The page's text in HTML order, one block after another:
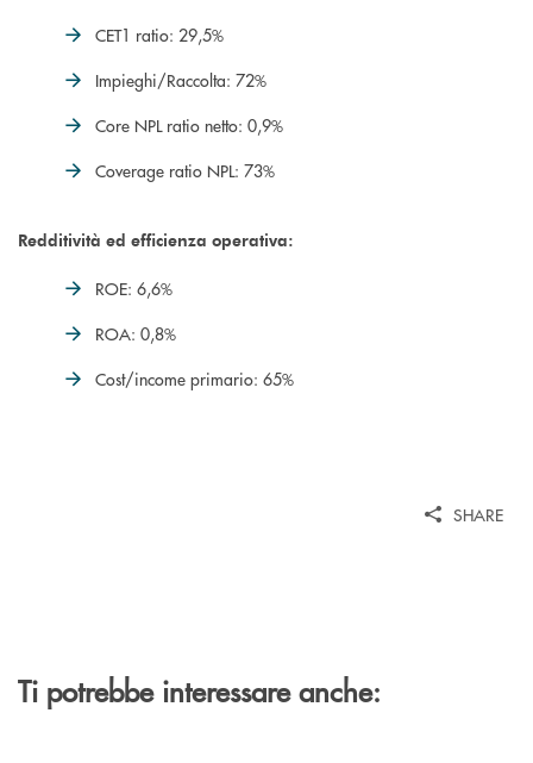
CET1 ratio: 29,5%
Impieghi/Raccolta: 72%
Core NPL ratio netto: 0,9%
Coverage ratio NPL: 73%
Redditività ed efficienza operativa:
ROE: 6,6%
ROA: 0,8%
Cost/income primario: 65%
SHARE
Ti potrebbe interessare anche: